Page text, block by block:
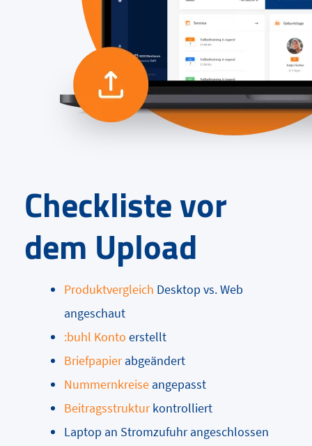
Checkliste vor
dem Upload
Produktvergleich Desktop vs. Web
angeschaut
:buhl Konto erstellt
Briefpapierabgeändert
Nummernkreise angepasst
Beitragsstrukturkontrolliert
Laptop an Stromzufuhr angeschlossen